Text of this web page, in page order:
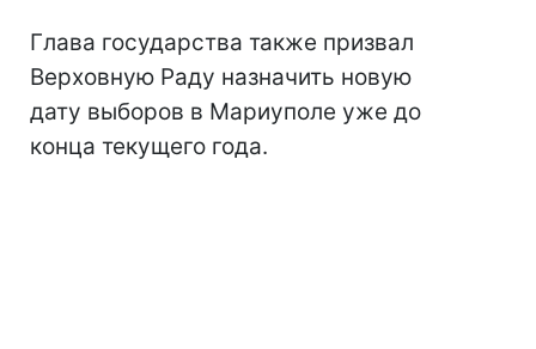
Глава государства также призвал
Верховную Раду назначить новую
дату выборов в Мариуполе уже до
конца текущего года.